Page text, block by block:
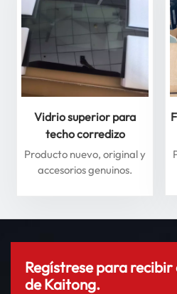
Vidrio superior para
techo corredizo
delantero y trasero para
Li Auto Serie L: mejore
Producto nuevo, original y
accesorios genuinos.
Regístrese para
de Kaitong.